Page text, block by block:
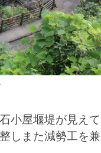
小屋堰堤が見えて
しまた減勢工を兼